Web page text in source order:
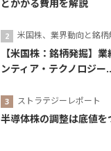
とかかる費用を解説
米国株、業界動向と銘柄
【米国株：銘柄発掘】
ンティア・テクノロジー
ストラテジーレポート
半導体株の調整は底値を